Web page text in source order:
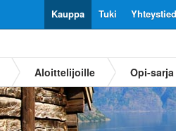
Tuki
Kauppa
Aloittelijoille Opi-